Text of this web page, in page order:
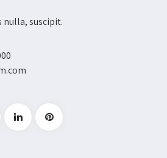
suscipit.